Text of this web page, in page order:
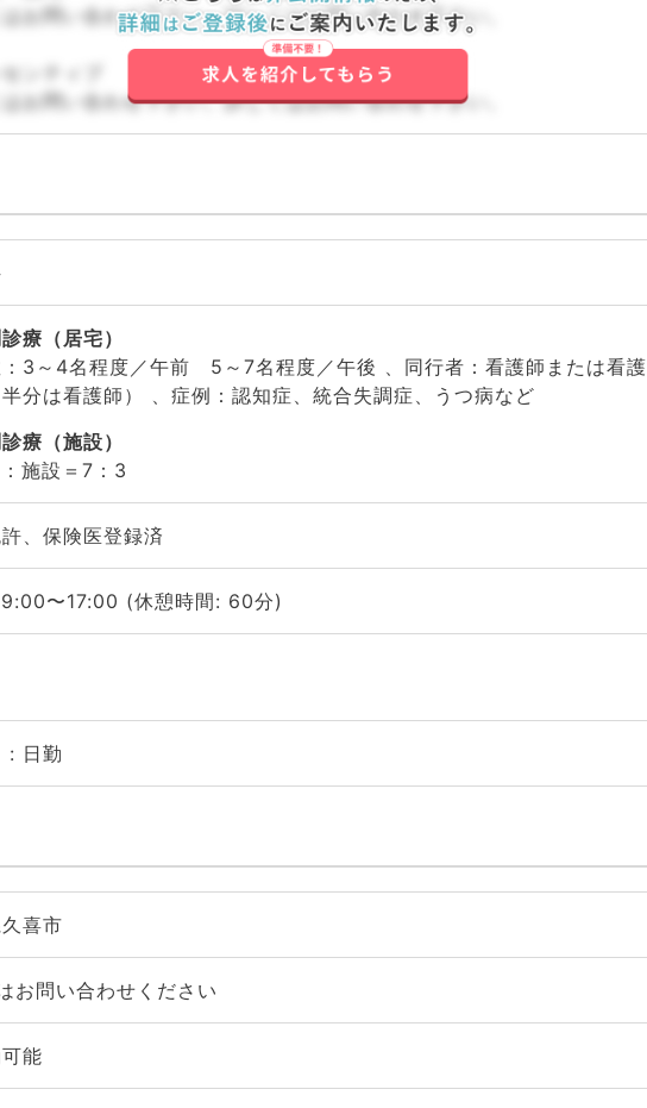
はお問い合わせ下さい。詳しくはお問い合わせ下さい。
センティブ
はお問い合わせ下さい。詳しくはお問い合わせ下さい。
療（居宅）
：3～4名程度／午前 5～7名程度／午後 、同行者：看護師または看護
分は看護師） 、症例：認知症、統合失調症、うつ病など
療（施設）
施設＝7：3
、保険医登録済
〜17:00 (休憩時間: 60分)
: 日勤
喜市
お問い合わせください
能